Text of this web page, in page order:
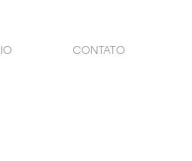
CONTATO